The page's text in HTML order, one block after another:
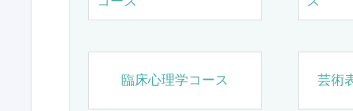
臨床心理学コース 芸術